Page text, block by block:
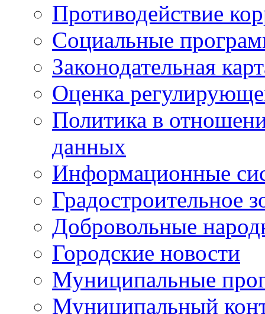
Противодействие
Социальные
Законодательная
Оценка
Политика в
данных
Информационные
Градостроительное
Добровольные
Городские новости
Муниципальные
Муниципальный